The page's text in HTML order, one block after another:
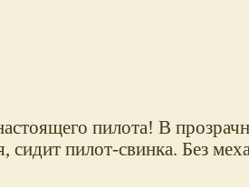
пилота! В
сидит пилот-свинка. Без